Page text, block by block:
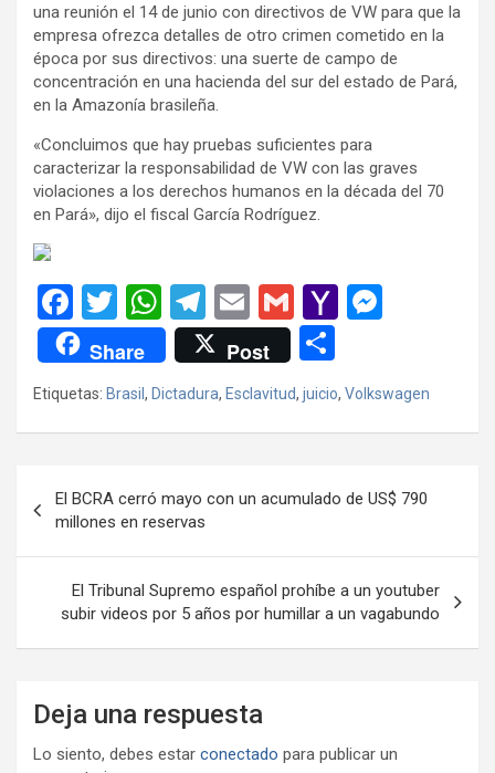
una reunión el 14 de junio con directivos de VW para que la
empresa ofrezca detalles de otro crimen cometido en la
época por sus directivos: una suerte de campo de
concentración en una hacienda del sur del estado de Pará,
en la Amazonía brasileña.
«Concluimos que hay pruebas suficientes para
caracterizar la responsabilidad de VW con las graves
violaciones a los derechos humanos en la década del 70
en Pará», dijo el fiscal García Rodríguez.
F
a
ce
b
o
k
T
wi
tt
er
W
h
at
s
A
p
T
el
e
gr
a
E
m
ail
G
m
ail
Y
o
o
ail
n
g
er
Share Post
o
m
ar
Etiquetas: Brasil , Dictadura, Esclavitud, juicio, Volkswagen
de
entradas
El BCRA cerró mayo con un acumulado de US$ 790
millones en reservas
El Tribunal Supremo español prohíbe a un youtuber
subir videos por 5 años por humillar a un vagabundo
Deja una respuesta
Lo siento, debes estar conectado para publicar un